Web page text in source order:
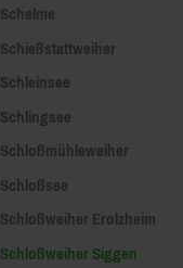
Schelme
Schießstattweiher
Schleinsee
Schlingsee
Schloßmühleweiher
Schloßsee
Schloßweiher Erolzheim
Schloßweiher Siggen